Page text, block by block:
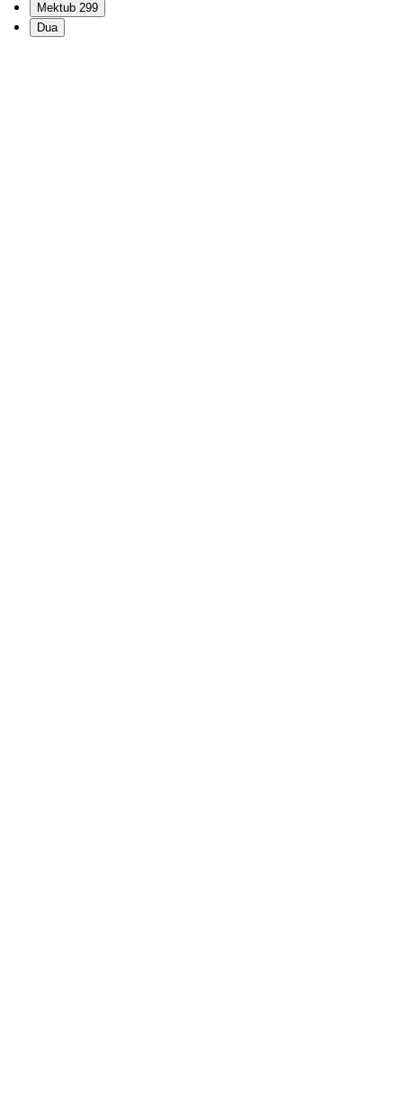
Mektub 299
Dua